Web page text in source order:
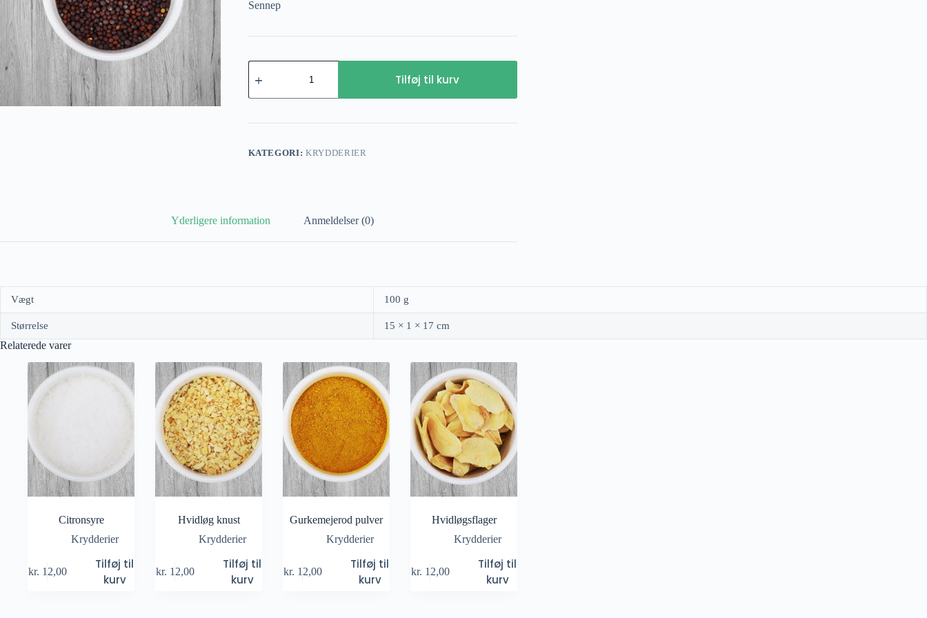
Sennep
Sennep
(brune)
Tilføj til kurv
KATEGORI: KRYDDERIER
Yderligere information Anmeldelser (0)
Vægt 100 g
Størrelse 15 × 1 × 17 cm
Relaterede varer
Citronsyre
Krydderier
kr. 12,00
Tilføj til
kurv
Hvidløg knust
Krydderier
kr. 12,00
Tilføj til
kurv
Gurkemejerod pulver
Krydderier
kr. 12,00
Tilføj til
kurv
Hvidløgsflager
Krydderier
kr. 12,00
Tilføj til
kurv